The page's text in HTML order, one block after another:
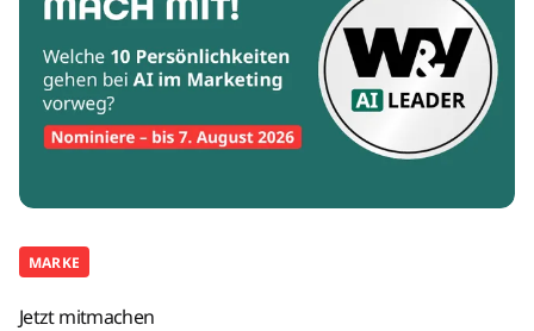
MARKE
Jetzt mitmachen